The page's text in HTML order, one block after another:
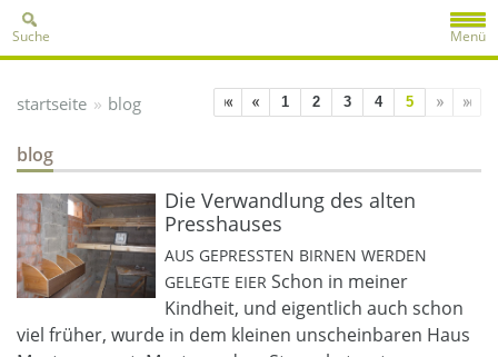
Menü
Suche
startseite » blog 1 2 3 4 5
blog
Die Verwandlung des alten
Presshauses
AUS GEPRESSTEN BIRNEN WERDEN
GELEGTE EIER Schon in meiner
Kindheit, und eigentlich auch schon
viel früher, wurde in dem kleinen unscheinbaren Haus